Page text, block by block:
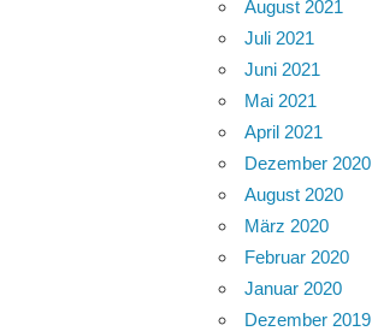
August 2021
Juli 2021
Juni 2021
Mai 2021
April 2021
Dezember 2020
August 2020
März 2020
Februar 2020
Januar 2020
Dezember 2019